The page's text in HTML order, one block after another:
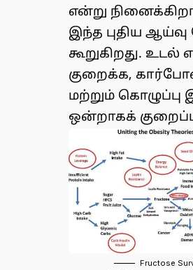
என்று
இந்த புதிய
கூறுகிறது.
குறைக்க,
மற்றும்
ஒன்றாகக்
Fructose